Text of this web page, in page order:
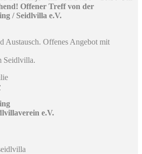
Offener Treff von der
/ Seidlvilla e.V.
Austausch. Offenes Angebot mit
Seidlvilla.
e.V.